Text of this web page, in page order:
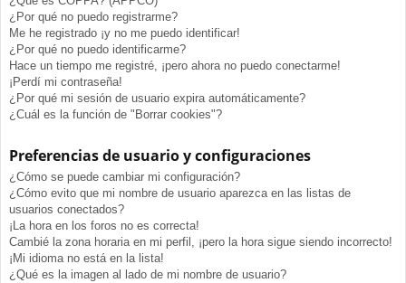
¿Por qué no puedo registrarme?
Me he registrado ¡y no me puedo identificar!
¿Por qué no puedo identificarme?
Hace un tiempo me registré, ¡pero ahora no puedo conectarme!
¡Perdí mi contraseña!
¿Por qué mi sesión de usuario expira automáticamente?
¿Cuál es la función de "Borrar cookies"?
Preferencias de usuario y configuraciones
¿Cómo se puede cambiar mi configuración?
¿Cómo evito que mi nombre de usuario aparezca en las listas de
usuarios conectados?
¡La hora en los foros no es correcta!
Cambié la zona horaria en mi perfil, ¡pero la hora sigue siendo incorrecto!
¡Mi idioma no está en la lista!
¿Qué es la imagen al lado de mi nombre de usuario?